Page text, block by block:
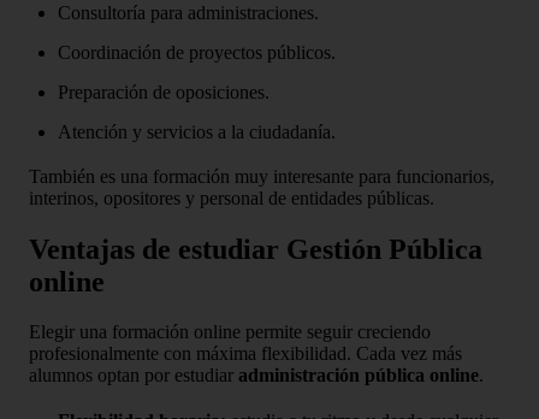
Consultoría para administraciones.
Coordinación de proyectos públicos.
Preparación de oposiciones.
Atención y servicios a la ciudadanía.
También es una formación muy interesante para funcionarios,
interinos, opositores y personal de entidades públicas.
Ventajas de estudiar Gestión Pública
online
Elegir una formación online permite seguir creciendo
profesionalmente con máxima flexibilidad. Cada vez más
alumnos optan por estudiar administración pública online.